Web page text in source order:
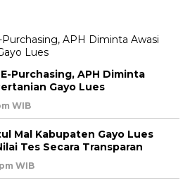
Purchasing, APH Diminta
Gayo Lues
WIB
Mal Kabupaten Gayo Lues
Tes Secara Transparan
WIB